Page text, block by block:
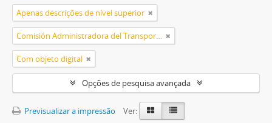
Apenas descrições de nível superior
Comisión Administradora del Transporte Automotor
Com objeto digital
Opções de pesquisa avançada
Previsualizar a impressão
Ver: